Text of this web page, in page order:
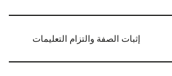
إثبات الصفة والتزام التعليمات